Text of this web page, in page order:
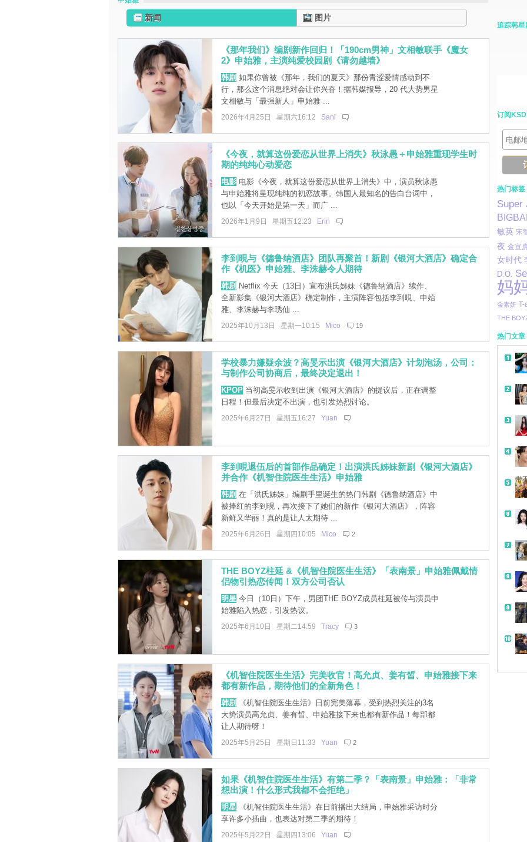
新闻 图片
《那年我们》编剧新作回归！「190cm男神」文相敏联手《魔女
2》申始雅，主演纯爱校园剧《请勿越墙》
韩剧 如果你曾被《那年，我们的夏天》那份青涩爱情感动到不
行，那么这个消息绝对会让你兴奋！据韩媒报导，20 代大势男星
文相敏与「最强新人」申始雅 ...
2026年4月25日 星期六16:12 Sani
《今夜，就算这份爱恋从世界上消失》秋泳愚＋申始雅重现学生时
期的纯纯心动爱恋
电影电影《今夜，就算这份爱恋从世界上消失》中，演员秋泳愚
与申始雅将呈现纯纯的初恋故事。韩国人最知名的告白台词中，
也以「今天开始是第一天」而广 ...
2026年1月9日 星期五12:23 Erin
李到晛与《德鲁纳酒店》团队再聚首！新剧《银河大酒店》确定合
作《机医》申始雅、李洙赫令人期待
韩剧 Netflix 今天（13日）宣布洪氏姊妹《德鲁纳酒店》续作、
全新影集《银河大酒店》确定制作，主演阵容包括李到晛、申始
雅、李洙赫与李琇仙 ...
2025年10月13日 星期一10:15 Mico 19
学校暴力嫌疑余波？高旻示出演《银河大酒店》计划泡汤，公司：
与制作公司协商后，最终决定退出！
KPOP当初高旻示收到出演《银河大酒店》的提议后，正在调整
日程！但最后决定不出演，也引发热烈讨论。
2025年6月27日 星期五16:27 Yuan
李到晛退伍后的首部作品确定！出演洪氏姊妹新剧《银河大酒店》
并合作《机智住院医生生活》申始雅
韩剧 在「洪氏姊妹」编剧手里诞生的热门韩剧《德鲁纳酒店》中
被捧红的李到晛，再次接下了她们的新作《银河大酒店》，阵容
新鲜又华丽！真的是让人太期待 ...
2025年6月26日 星期四10:05 Mico 2
THE BOYZ柱延 &《机智住院医生生活》「表南景」申始雅佩戴情
侣物引热恋传闻！双方公司否认
明星今日（10日）下午，男团THE BOYZ成员柱延被传与演员申
始雅陷入热恋，引发热议。
2025年6月10日 星期二14:59 Tracy 3
《机智住院医生生活》完美收官！高允贞、姜有皙、申始雅接下来
都有新作品，期待他们的全新角色！
韩剧 《机智住院医生生活》日前完美落幕，受到热烈关注的3名
大势演员高允贞、姜有皙、申始雅接下来也都有新作品！每部都
让人期待呀！
2025年5月25日 星期日11:33 Yuan 2
如果《机智住院医生生活》有第二季？「表南景」申始雅：「非常
想出演！什么形式我都不会拒绝」
明星《机智住院医生生活》在日前播出大结局，申始雅采访时分
享许多小插曲，也表达对第二季的期待！
2025年5月22日 星期四13:06 Yuan
追踪韩星
订阅KSD
热门标签
Super
敏英 宋
夜 金宣
女时代
D.O.
妈
金素妍 T-
THE
热门文章
带